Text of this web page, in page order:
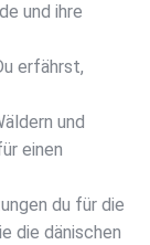
und ihre
erfährst,
und
einen
du für die
die dänischen